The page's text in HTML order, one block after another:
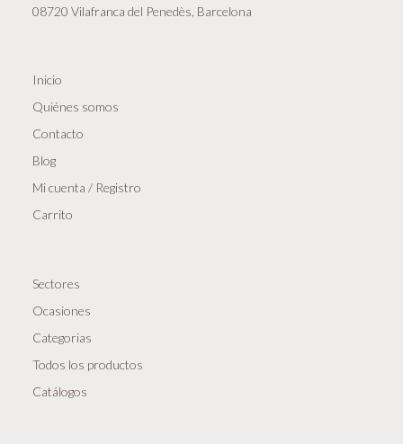
08720 Vilafranca del Penedès, Barcelona
Inicio
Quiénes somos
Contacto
Blog
Mi cuenta / Registro
Carrito
Sectores
Ocasiones
Categorias
Todos los productos
Catálogos